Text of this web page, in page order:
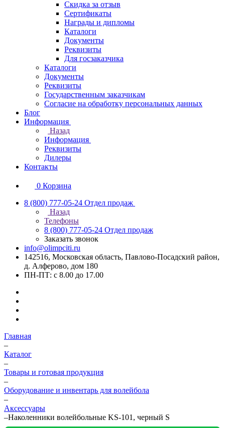
Скидка за отзыв
Сертификаты
Награды и дипломы
Каталоги
Документы
Реквизиты
Для госзаказчика
Каталоги
Документы
Реквизиты
Государственным заказчикам
Согласие на обработку персональных данных
Блог
Информация
Назад
Информация
Реквизиты
Дилеры
Контакты
0 Корзина
8 (800) 777-05-24 Отдел продаж
Назад
Телефоны
8 (800) 777-05-24 Отдел продаж
Заказать звонок
info@olimpciti.ru
142516, Московская область, Павлово-Посадский район,
д. Алферово, дом 180
ПН-ПТ: с 8.00 до 17.00
Главная
–
Каталог
–
Товары и готовая продукция
–
Оборудование и инвентарь для волейбола
–
Аксессуары
–Наколенники волейбольные KS-101, черный S